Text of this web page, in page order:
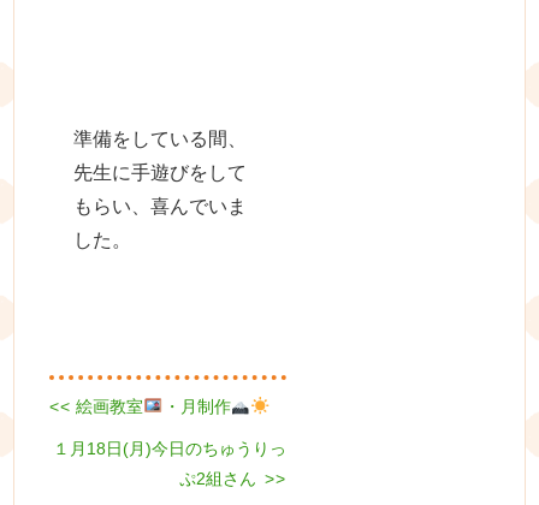
準備をしている間、
先生に手遊びをして
もらい、喜んでいま
した。
投
稿
Previous
<< 絵画教室 ・月制作
Next
１月18日(月)今日のちゅうりっ
ぷ2組さん >>